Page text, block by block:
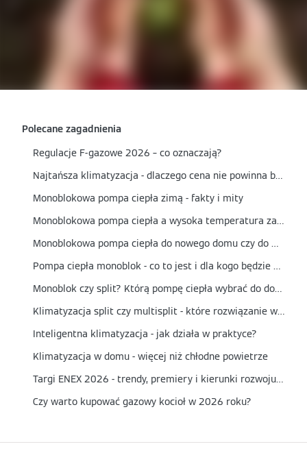
Polecane zagadnienia
Regulacje F-gazowe 2026 – co oznaczają?
Najtańsza klimatyzacja - dlaczego cena nie powinna być jedynym kryterium wyboru?
Monoblokowa pompa ciepła zimą - fakty i mity
Monoblokowa pompa ciepła a wysoka temperatura zasilania - czy nadaje się do grzejników?
Monoblokowa pompa ciepła do nowego domu czy do modernizacji? Kiedy to najlepszy wybór?
Pompa ciepła monoblok - co to jest i dla kogo będzie najlepszym wyborem?
Monoblok czy split? Którą pompę ciepła wybrać do domu?
Klimatyzacja split czy multisplit - które rozwiązanie wybrać?
Inteligentna klimatyzacja - jak działa w praktyce?
Klimatyzacja w domu - więcej niż chłodne powietrze
Targi ENEX 2026 - trendy, premiery i kierunki rozwoju energetyki
Czy warto kupować gazowy kocioł w 2026 roku?